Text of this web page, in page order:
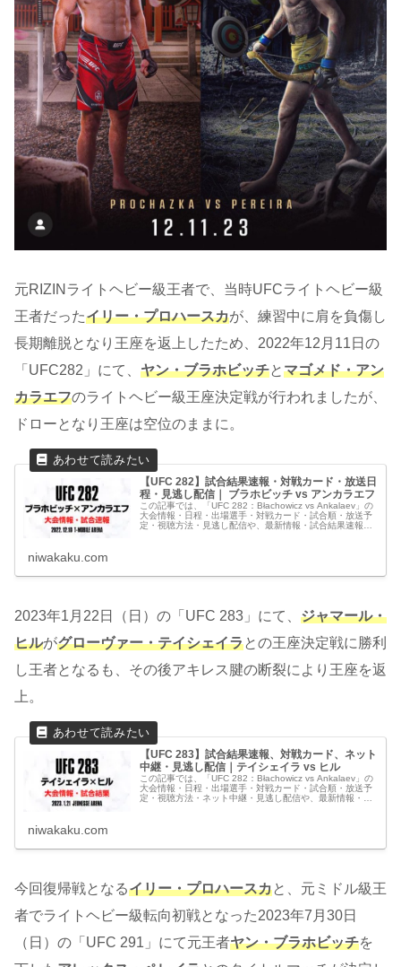
元RIZINライトヘビー級王者で、当時UFCライトヘビー級
王者だったイリー・プロハースカが、練習中に肩を負傷し
長期離脱となり王座を返上したため、2022年12月11日の
「UFC282」にて、 ヤン・ブラホビッチとマゴメド・アン
カラエフのライトヘビー級王座決定戦が行われましたが、
ドローとなり王座は空位のままに。
【UFC 282】試合結果速報・対戦カード・放送日
程・見逃し配信｜ ブラホビッチ vs アンカラエフ
この記事では、「UFC 282：Błachowicz vs Ankalaev」の
大会情報・日程・出場選手・対戦カード・試合順・放送予
定・視聴方法・見逃し配信や、最新情報・試合結果速報な
niwakaku.com
2023年1月22日（日）の「UFC 283」にて、 ジャマール・
ヒルがグローヴァー・テイシェイラとの王座決定戦に勝利
し王者となるも、その後アキレス腱の断裂により王座を返
上。
【UFC 283】試合結果速報、対戦カード、ネット
中継・見逃し配信｜テイシェイラ vs ヒル
この記事では、「UFC 282：Błachowicz vs Ankalaev」の
大会情報・日程・出場選手・対戦カード・試合順・放送予
定・視聴方法・ネット中継・見逃し配信や、最新情報・試
niwakaku.com
今回復帰戦となるイリー・プロハースカと、元ミドル級王
者でライトヘビー級転向初戦となった2023年7月30日
（日）の「UFC 291」にて元王者ヤン・ブラホビッチを